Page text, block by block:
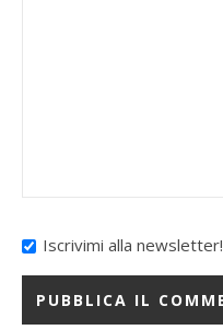
Iscrivimi alla newsletter!